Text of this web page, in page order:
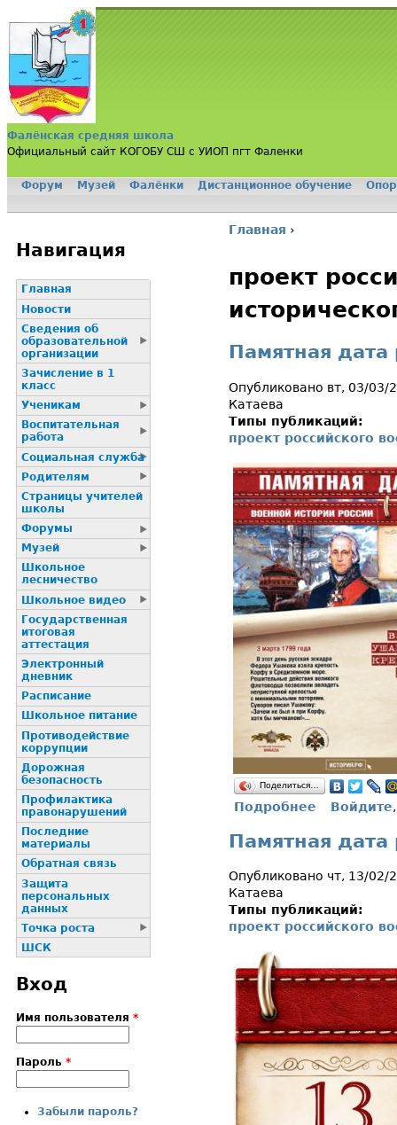
Jump to navigation
Фалёнская средняя школа
Официальный сайт КОГОБУ СШ с УИОП пгт Фаленки
Главная ›
проект
Памятная дата
Опубликовано вт, 03/03/
Катаева
Типы публикаций:
проект российского
Поделиться…
Подробнее о Памятная
Войдите
Памятная дата
Опубликовано чт, 13/02/
Катаева
Типы публикаций:
проект российского
Форум Музей Фалёнки Дистанционное обучение
Навигация
Главная
Новости
Сведения об
образовательной
организации
Зачисление в 1
класс
Ученикам
Воспитательная
работа
Социальная служба
Родителям
Страницы учителей
школы
Форумы
Музей
Школьное
лесничество
Школьное видео
Государственная
итоговая
аттестация
Электронный
дневник
Расписание
Школьное питание
Пpотиводействие
коppупции
Дорожная
безопасность
Профилактика
пpaвонаpушений
Последние
материалы
Обратная связь
Защита
персональных
данных
Точка роста
ШСК
Вход
Имя пользователя *
Пароль *
Забыли пароль?